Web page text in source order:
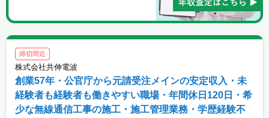
締切間近
株式会社共伸電波
創業57年・公官庁から元請受注メインの安定収入・未
経験者も経験者も働きやすい職場・年間休日120日・希
少な無線通信工事の施工・施工管理業務・学歴経験不